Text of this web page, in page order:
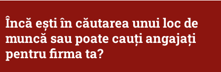
Încă ești în căutarea unui loc de
muncă sau poate cauți angajați
pentru firma ta?